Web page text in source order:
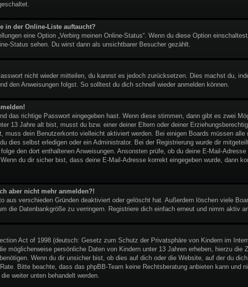
in der Online-Liste auftaucht?
eine Option „Verbirg meinen Online-Status“. Wenn du diese Option
Status sehen. Du wirst dann als unsichtbarer Besucher gezählt.
nicht wieder mitteilen, du kannst es jedoch zurücksetzen. Dies machst du,
den Anweisungen folgst. So solltest du dich schnell wieder anmelden können.
das richtige Passwort eingegeben hast. Wenn diese stimmen, dann gibt es zwei
13 Jahre alt bist, musst du bzw. einer deiner Eltern oder deiner
dein Benutzerkonto vielleicht aktiviert werden. Bei einigen Boards müssen alle
dies selbst erledigen oder ein Administrator. Bei der Registrierung wurde dir
den dort enthaltenen Anweisungen. Ansonsten prüfe, ob du deine E-Mail-
du dir sicher bist, dass deine E-Mail-Adresse korrekt eingegeben wurde, dann
aber nicht mehr anmelden?!
aus verschieden Gründen deaktiviert oder gelöscht hat. Außerdem löschen viele
die Datenbankgröße zu verringern. Registriere dich einfach erneut und nimm aktiv
Act of 1998 (deutsch: Gesetz zum Schutz der Privatsphäre von Kindern im
möglicherweise persönliche Daten von Kindern unter 13 Jahren erheben, hierzu die
Wenn du dir unsicher bist, ob dies auf dich oder die Website, auf der du
Bitte beachte, dass das phpBB-Team keine Rechtsberatung anbieten kann und
weiter unten behandelt werden.